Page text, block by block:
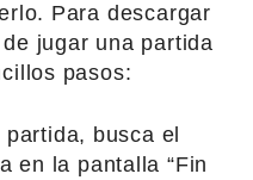
Para descargar
jugar una partida
pasos:
busca el
en la pantalla “Fin